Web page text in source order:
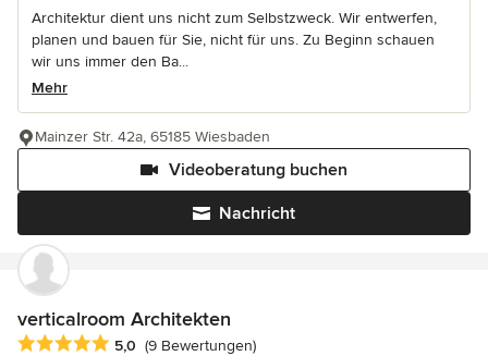
Architektur dient uns nicht zum Selbstzweck. Wir entwerfen,
planen und bauen für Sie, nicht für uns. Zu Beginn schauen
wir uns immer den Ba...
Mehr
Nachricht
Videoberatung buchen
Mainzer Str. 42a, 65185 Wiesbaden
verticalroom Architekten
Durchschnittliche Bewertung: 5 von 5 Sternen
5,0 (9 Bewertungen)